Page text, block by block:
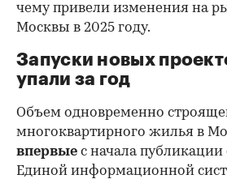
чему привели изменения на
Москвы в 2025 году.
Запуски новых
упали за год
Объем одновременно
многоквартирного жилья в
впервые с начала публикации
Единой информационной